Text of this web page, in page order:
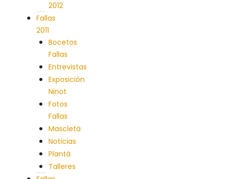
2012
Fallas
2011
Bocetos
Fallas
Entrevistas
Exposición
Ninot
Fotos
Fallas
Mascletá
Noticias
Plantà
Talleres